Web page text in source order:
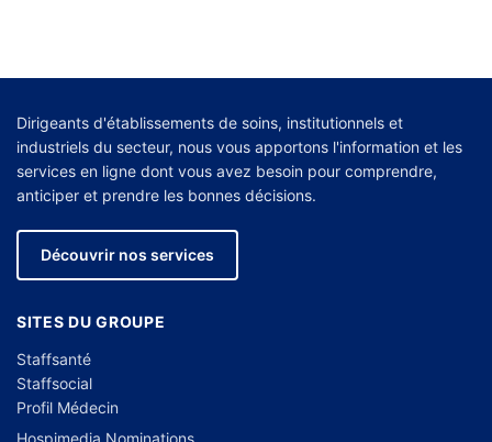
Dirigeants d'établissements de soins, institutionnels et
industriels du secteur, nous vous apportons l'information et les
services en ligne dont vous avez besoin pour comprendre,
anticiper et prendre les bonnes décisions.
Découvrir nos services
SITES DU GROUPE
Staffsanté
Staffsocial
Profil Médecin
Hospimedia Nominations